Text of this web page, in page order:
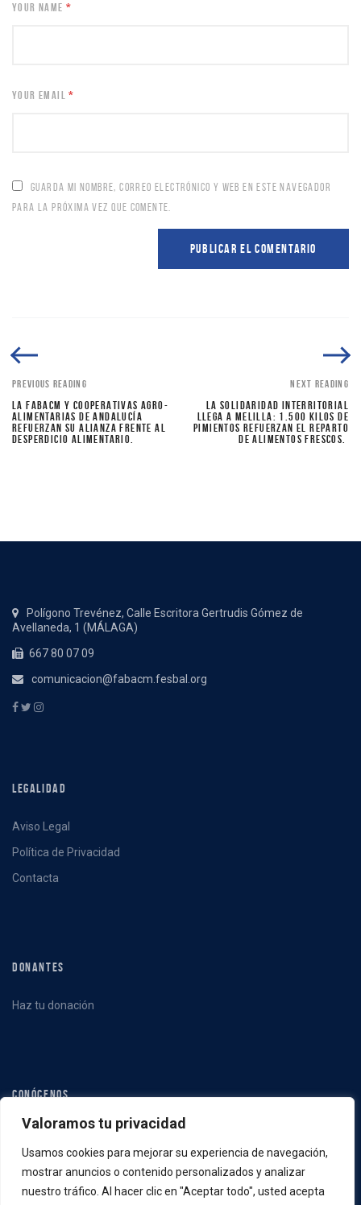
Valoramos tu privacidad
Usamos cookies para mejorar su experiencia de navegación,
mostrar anuncios o contenido personalizados y analizar
nuestro tráfico. Al hacer clic en "Aceptar todo", usted acepta
YOUR NAME*
YOUR EMAIL*
GUARDA MI NOMBRE, CORREO ELECTRÓNICO Y WEB EN ESTE NAVEGADOR
PARA LA PRÓXIMA VEZ QUE COMENTE.
PREVIOUS READING
LA FABACM Y COOPERATIVAS AGRO-
ALIMENTARIAS DE ANDALUCÍA
REFUERZAN SU ALIANZA FRENTE AL
DESPERDICIO ALIMENTARIO.
NEXT READING
LA SOLIDARIDAD INTERRITORIAL
LLEGA A MELILLA: 1.500 KILOS DE
PIMIENTOS REFUERZAN EL REPARTO
DE ALIMENTOS FRESCOS.
Polígono Trevénez, Calle Escritora Gertrudis Gómez de
Avellaneda, 1 (MÁLAGA)
667 80 07 09
comunicacion@fabacm.fesbal.org
LEGALIDAD
Aviso Legal
Política de Privacidad
Contacta
DONANTES
Haz tu donación
CONÓCENOS
Qué hacemos
Quiénes somos